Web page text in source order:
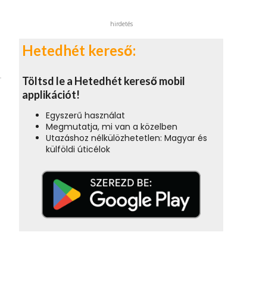
hirdetés
Hetedhét kereső:
Töltsd le a Hetedhét kereső mobil
applikációt!
Egyszerű használat
Megmutatja, mi van a közelben
Utazáshoz nélkülözhetetlen: Magyar és
külföldi úticélok